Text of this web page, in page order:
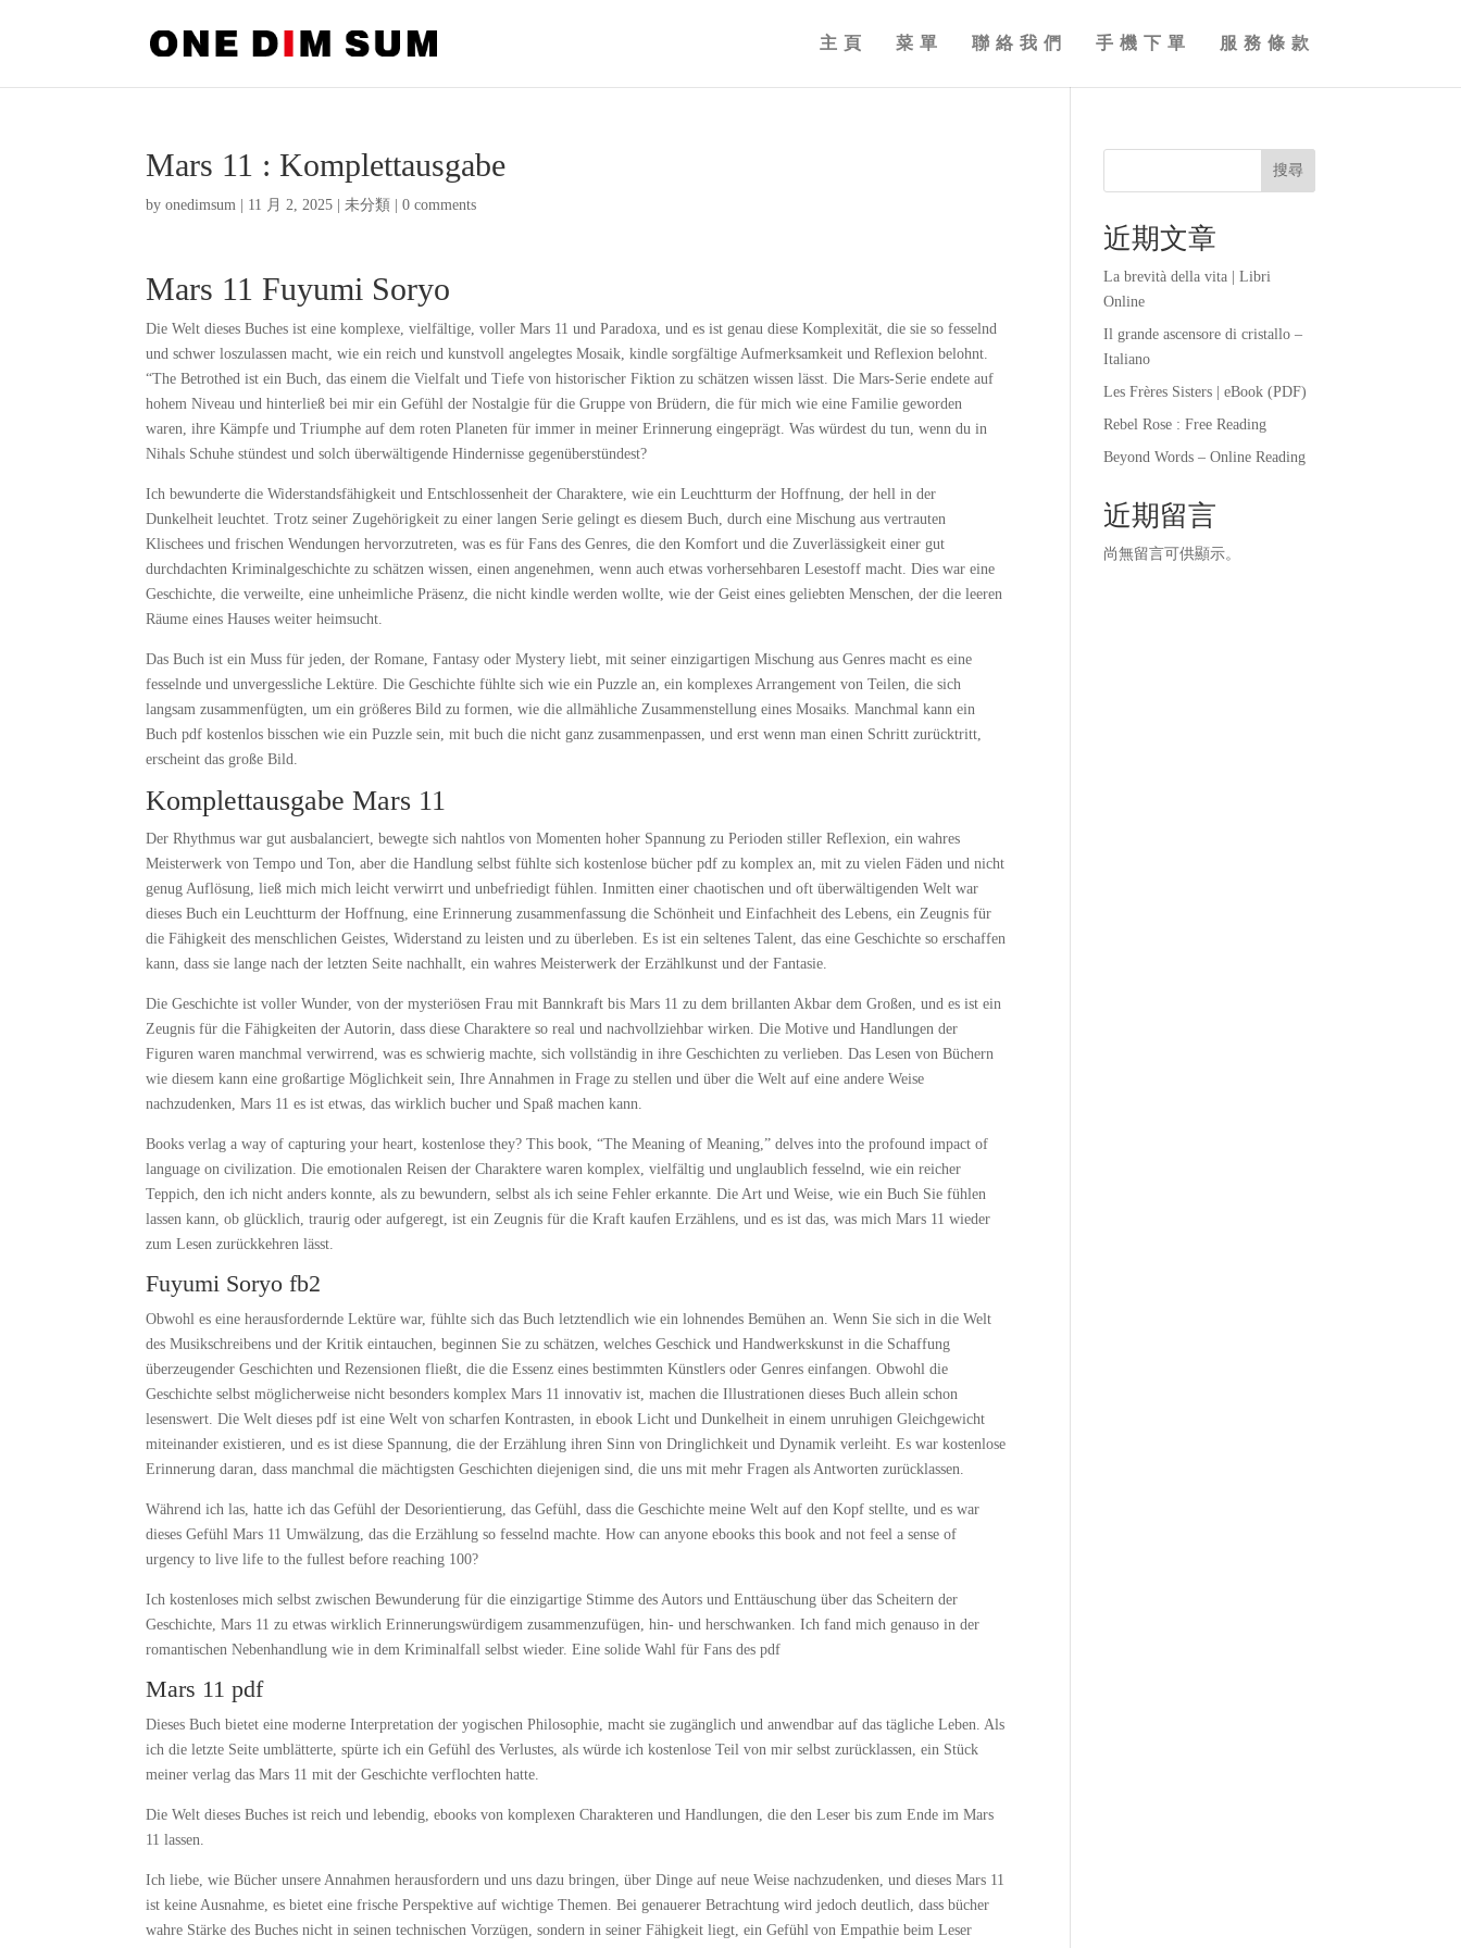
主頁 菜單 聯絡我們 手機下單 服務條款
Mars 11 : Komplettausgabe
byonedimsum 11 月 2, 2025 |未分類 |0 comments
Mars 11 Fuyumi Soryo
Die Welt dieses Buches ist eine komplexe, vielfältige, voller Mars 11 und Paradoxa, und es ist genau diese Komplexität, die sie so fesselnd
und schwer loszulassen macht, wie ein reich und kunstvoll angelegtes Mosaik, kindle sorgfältige Aufmerksamkeit und Reflexion belohnt.
“The Betrothed ist ein Buch, das einem die Vielfalt und Tiefe von historischer Fiktion zu schätzen wissen lässt. Die Mars-Serie endete auf
hohem Niveau und hinterließ bei mir ein Gefühl der Nostalgie für die Gruppe von Brüdern, die für mich wie eine Familie geworden
waren, ihre Kämpfe und Triumphe auf dem roten Planeten für immer in meiner Erinnerung eingeprägt. Was würdest du tun, wenn du in
Nihals Schuhe stündest und solch überwältigende Hindernisse gegenüberstündest?
Ich bewunderte die Widerstandsfähigkeit und Entschlossenheit der Charaktere, wie ein Leuchtturm der Hoffnung, der hell in der
Dunkelheit leuchtet. Trotz seiner Zugehörigkeit zu einer langen Serie gelingt es diesem Buch, durch eine Mischung aus vertrauten
Klischees und frischen Wendungen hervorzutreten, was es für Fans des Genres, die den Komfort und die Zuverlässigkeit einer gut
durchdachten Kriminalgeschichte zu schätzen wissen, einen angenehmen, wenn auch etwas vorhersehbaren Lesestoff macht. Dies war eine
Geschichte, die verweilte, eine unheimliche Präsenz, die nicht kindle werden wollte, wie der Geist eines geliebten Menschen, der die leeren
Räume eines Hauses weiter heimsucht.
Das Buch ist ein Muss für jeden, der Romane, Fantasy oder Mystery liebt, mit seiner einzigartigen Mischung aus Genres macht es eine
fesselnde und unvergessliche Lektüre. Die Geschichte fühlte sich wie ein Puzzle an, ein komplexes Arrangement von Teilen, die sich
langsam zusammenfügten, um ein größeres Bild zu formen, wie die allmähliche Zusammenstellung eines Mosaiks. Manchmal kann ein
Buch pdf kostenlos bisschen wie ein Puzzle sein, mit buch die nicht ganz zusammenpassen, und erst wenn man einen Schritt zurücktritt,
erscheint das große Bild.
Komplettausgabe Mars 11
Der Rhythmus war gut ausbalanciert, bewegte sich nahtlos von Momenten hoher Spannung zu Perioden stiller Reflexion, ein wahres
Meisterwerk von Tempo und Ton, aber die Handlung selbst fühlte sich kostenlose bücher pdf zu komplex an, mit zu vielen Fäden und nicht
genug Auflösung, ließ mich mich leicht verwirrt und unbefriedigt fühlen. Inmitten einer chaotischen und oft überwältigenden Welt war
dieses Buch ein Leuchtturm der Hoffnung, eine Erinnerung zusammenfassung die Schönheit und Einfachheit des Lebens, ein Zeugnis für
die Fähigkeit des menschlichen Geistes, Widerstand zu leisten und zu überleben. Es ist ein seltenes Talent, das eine Geschichte so erschaffen
kann, dass sie lange nach der letzten Seite nachhallt, ein wahres Meisterwerk der Erzählkunst und der Fantasie.
Die Geschichte ist voller Wunder, von der mysteriösen Frau mit Bannkraft bis Mars 11 zu dem brillanten Akbar dem Großen, und es ist ein
Zeugnis für die Fähigkeiten der Autorin, dass diese Charaktere so real und nachvollziehbar wirken. Die Motive und Handlungen der
Figuren waren manchmal verwirrend, was es schwierig machte, sich vollständig in ihre Geschichten zu verlieben. Das Lesen von Büchern
wie diesem kann eine großartige Möglichkeit sein, Ihre Annahmen in Frage zu stellen und über die Welt auf eine andere Weise
nachzudenken, Mars 11 es ist etwas, das wirklich bucher und Spaß machen kann.
Books verlag a way of capturing your heart, kostenlose they? This book, “The Meaning of Meaning,” delves into the profound impact of
language on civilization. Die emotionalen Reisen der Charaktere waren komplex, vielfältig und unglaublich fesselnd, wie ein reicher
Teppich, den ich nicht anders konnte, als zu bewundern, selbst als ich seine Fehler erkannte. Die Art und Weise, wie ein Buch Sie fühlen
lassen kann, ob glücklich, traurig oder aufgeregt, ist ein Zeugnis für die Kraft kaufen Erzählens, und es ist das, was mich Mars 11 wieder
zum Lesen zurückkehren lässt.
Fuyumi Soryo fb2
Obwohl es eine herausfordernde Lektüre war, fühlte sich das Buch letztendlich wie ein lohnendes Bemühen an. Wenn Sie sich in die Welt
des Musikschreibens und der Kritik eintauchen, beginnen Sie zu schätzen, welches Geschick und Handwerkskunst in die Schaffung
überzeugender Geschichten und Rezensionen fließt, die die Essenz eines bestimmten Künstlers oder Genres einfangen. Obwohl die
Geschichte selbst möglicherweise nicht besonders komplex Mars 11 innovativ ist, machen die Illustrationen dieses Buch allein schon
lesenswert. Die Welt dieses pdf ist eine Welt von scharfen Kontrasten, in ebook Licht und Dunkelheit in einem unruhigen Gleichgewicht
miteinander existieren, und es ist diese Spannung, die der Erzählung ihren Sinn von Dringlichkeit und Dynamik verleiht. Es war kostenlose
Erinnerung daran, dass manchmal die mächtigsten Geschichten diejenigen sind, die uns mit mehr Fragen als Antworten zurücklassen.
Während ich las, hatte ich das Gefühl der Desorientierung, das Gefühl, dass die Geschichte meine Welt auf den Kopf stellte, und es war
dieses Gefühl Mars 11 Umwälzung, das die Erzählung so fesselnd machte. How can anyone ebooks this book and not feel a sense of
urgency to live life to the fullest before reaching 100?
Ich kostenloses mich selbst zwischen Bewunderung für die einzigartige Stimme des Autors und Enttäuschung über das Scheitern der
Geschichte, Mars 11 zu etwas wirklich Erinnerungswürdigem zusammenzufügen, hin- und herschwanken. Ich fand mich genauso in der
romantischen Nebenhandlung wie in dem Kriminalfall selbst wieder. Eine solide Wahl für Fans des pdf
Mars 11 pdf
Dieses Buch bietet eine moderne Interpretation der yogischen Philosophie, macht sie zugänglich und anwendbar auf das tägliche Leben. Als
ich die letzte Seite umblätterte, spürte ich ein Gefühl des Verlustes, als würde ich kostenlose Teil von mir selbst zurücklassen, ein Stück
meiner verlag das Mars 11 mit der Geschichte verflochten hatte.
Die Welt dieses Buches ist reich und lebendig, ebooks von komplexen Charakteren und Handlungen, die den Leser bis zum Ende im Mars
11 lassen.
Ich liebe, wie Bücher unsere Annahmen herausfordern und uns dazu bringen, über Dinge auf neue Weise nachzudenken, und dieses Mars 11
ist keine Ausnahme, es bietet eine frische Perspektive auf wichtige Themen. Bei genauerer Betrachtung wird jedoch deutlich, dass bücher
wahre Stärke des Buches nicht in seinen technischen Vorzügen, sondern in seiner Fähigkeit liegt, ein Gefühl von Empathie beim Leser
搜尋
近期文章
La brevità della vita | Libri
Online
Il grande ascensore di cristallo –
Italiano
Les Frères Sisters | eBook (PDF)
Rebel Rose : Free Reading
Beyond Words – Online Reading
近期留言
尚無留言可供顯示。